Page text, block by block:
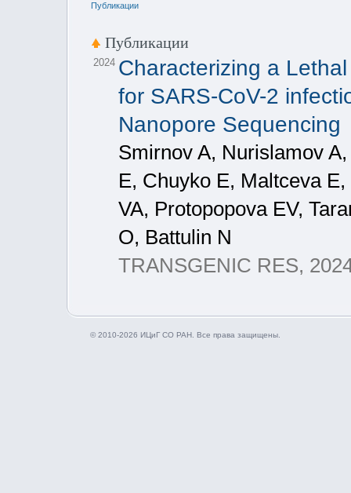
Публикации
Публикации
2024 Characterizing a
for SARS-CoV-2
Nanopore Sequencing
Smirnov A, Nurislamov
E, Chuyko E, Maltceva
VA, Protopopova EV,
O, Battulin N
TRANSGENIC RES,
© 2010-2026 ИЦиГ СО РАН. Все права защищены.